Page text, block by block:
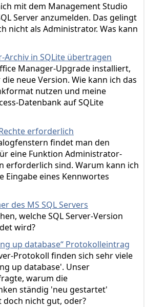
mit dem Management Studio
Server anzumelden. Das gelingt
nicht als Administrator. Was kann
Archiv in SQLite übertragen
Manager-Upgrade installiert,
neue Version. Wie kann ich das
nutzen und meine
Datenbank auf SQLite
erforderlich
findet man den
eine Funktion Administrator-
erforderlich sind. Warum kann ich
Eingabe eines Kennwortes
des MS SQL Servers
welche SQL Server-Version
wird?
up database“ Protokolleintrag
Protokoll finden sich sehr viele
up database'. Unser
warum die
ständig 'neu gestartet'
doch nicht gut, oder?